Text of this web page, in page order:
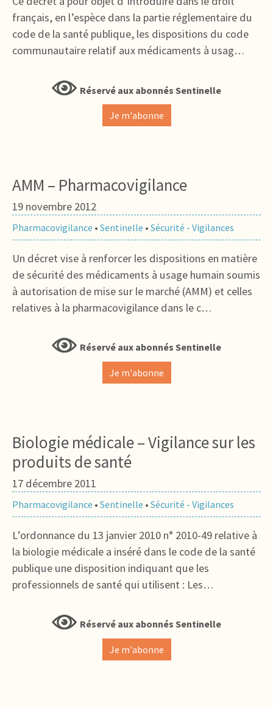
français, en l’espèce dans la partie réglementaire du
code de la santé publique, les dispositions du code
communautaire relatif aux médicaments à usag…
Réservé aux abonnés Sentinelle
Je m'abonne
AMM – Pharmacovigilance
19 novembre 2012
Pharmacovigilance • Sentinelle • Sécurité - Vigilances
Un décret vise à renforcer les dispositions en matière
de sécurité des médicaments à usage humain soumis
à autorisation de mise sur le marché (AMM) et celles
relatives à la pharmacovigilance dans le c…
Réservé aux abonnés Sentinelle
Je m'abonne
Biologie médicale – Vigilance sur les
produits de santé
17 décembre 2011
Pharmacovigilance • Sentinelle • Sécurité - Vigilances
L’ordonnance du 13 janvier 2010 n° 2010-49 relative à
la biologie médicale a inséré dans le code de la santé
publique une disposition indiquant que les
professionnels de santé qui utilisent : Les…
Réservé aux abonnés Sentinelle
Je m'abonne